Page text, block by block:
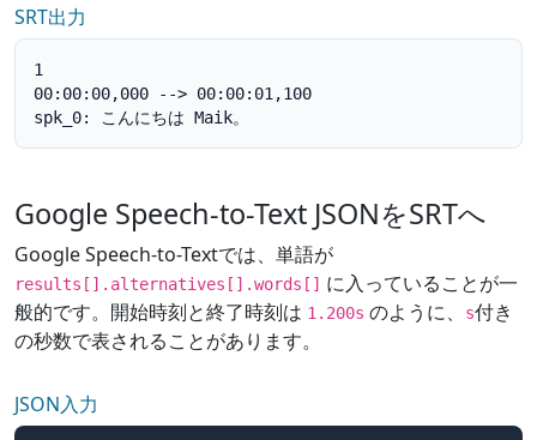
SRT出力
1
00:00:00,000 --> 00:00:01,100
spk_0: こんにちは Maik。
Google Speech-to-Text JSONをSRTへ
Google Speech-to-Textでは、単語が
results[].alternatives[].words[] に入っていることが一
般的です。開始時刻と終了時刻は 1.200s のように、 s付き
の秒数で表されることがあります。
JSON入力